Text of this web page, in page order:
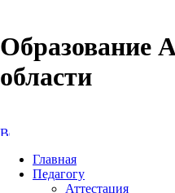
Образование
области
Главная
Педагогу
Аттестация